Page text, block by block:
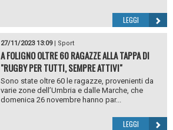
LEGGI
27/11/2023 13:09| Sport
A FOLIGNO OLTRE 60 RAGAZZE ALLA TAPPA DI
"RUGBY PER TUTTI, SEMPRE ATTIVI"
Sono state oltre 60 le ragazze, provenienti da
varie zone dell’Umbria e dalle Marche, che
domenica 26 novembre hanno par...
LEGGI